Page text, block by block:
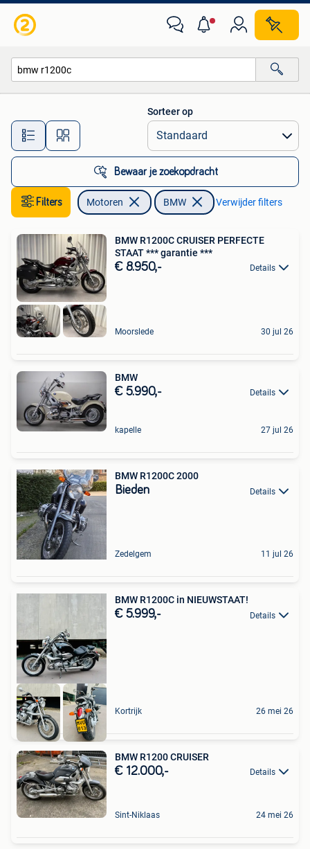
Alle afstanden…
Sorteer op
Bewaar je zoekopdracht
Filters Motoren BMW Verwijder filters
BMW R1200C CRUISER PERFECTE
STAAT *** garantie ***
€ 8.950,- Details
Moorslede 30 jul 26
BMW
€ 5.990,- Details
kapelle 27 jul 26
BMW R1200C 2000
Bieden Details
Zedelgem 11 jul 26
BMW R1200C in NIEUWSTAAT!
€ 5.999,- Details
Kortrijk 26 mei 26
BMW R1200 CRUISER
€ 12.000,- Details
Sint-Niklaas 24 mei 26